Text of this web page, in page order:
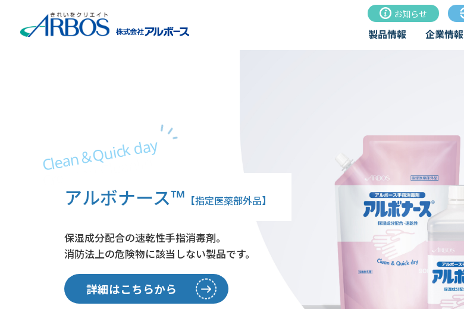
お知らせ
製品情報 企業情報
Creating Cleanliness
きれいをクリエイト
アルボースは、清潔で
詳細はこちらから
Clean＆Quick day
アルボナース™ 【指定医薬部外品】
保湿成分配合の速乾性手指消毒剤。
消防法上の危険物に該当しない製品です。
詳細はこちらから
Pioneer Of Liquid Soap
石鹸液を作り続けて75年
株式会社アルボースは、
1951年（昭和26年）にわが国で初めて
手洗用消毒石鹸液を開発しました。
二度拭き不要でお手入れ簡単
ハンドドライヤーの
清掃・除菌にもおすすめ
ハンドドライヤーを久しぶりに使用される際には、
サニセイバーでの清掃・除菌がおすすめ。
ハンドドライヤー再稼働に関する情報は
下記バナーから。
Arbos e-learning system
詳細はこちらから
RECRUIT
採用情報
採用情報はこちら